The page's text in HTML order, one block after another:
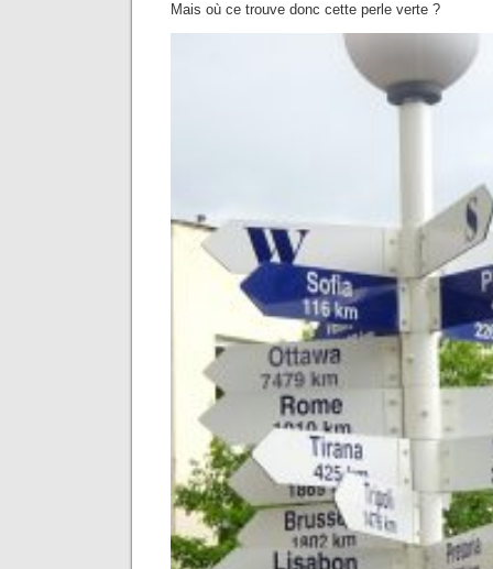
Mais où ce trouve donc cette perle verte ?